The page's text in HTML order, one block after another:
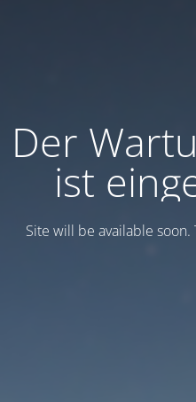
Der
ist
Site will be available soon.